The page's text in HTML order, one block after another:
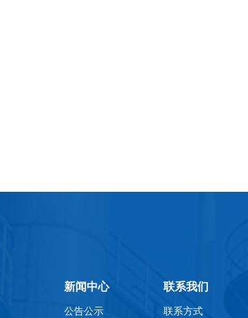
新闻中心
公告公示
联系我们
联系方式